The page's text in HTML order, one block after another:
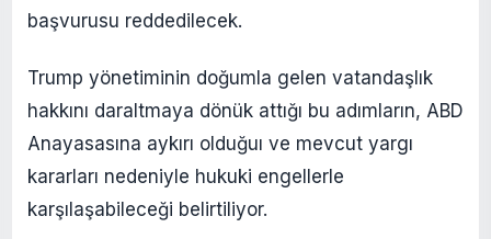
başvurusu reddedilecek.
Trump yönetiminin doğumla gelen vatandaşlık
hakkını daraltmaya dönük attığı bu adımların, ABD
Anayasasına aykırı olduğuı ve mevcut yargı
kararları nedeniyle hukuki engellerle
karşılaşabileceği belirtiliyor.